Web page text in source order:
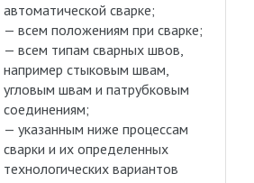
автоматической сварке;
— всем положениям при сварке;
— всем типам сварных швов,
например стыковым швам,
угловым швам и патрубковым
соединениям;
— указанным ниже процессам
сварки и их определенных
технологических вариантов